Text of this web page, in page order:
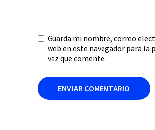
Guarda mi nombre, correo
web en este navegador para la
vez que comente.